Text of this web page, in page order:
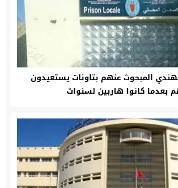
المبحوث عنهم بتاونات يستعيدون
بعدما كانوا هاربين لسنوات